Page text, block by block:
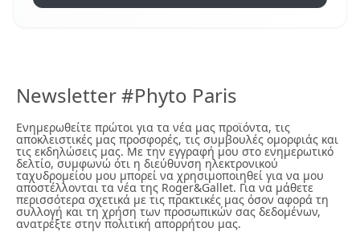
Newsletter #Phyto Paris
Ενημερωθείτε πρώτοι για τα νέα μας προϊόντα, τις
αποκλειστικές μας προσφορές, τις συμβουλές ομορφιάς και
τις εκδηλώσεις μας. Με την εγγραφή μου στο ενημερωτικό
δελτίο, συμφωνώ ότι η διεύθυνση ηλεκτρονικού
ταχυδρομείου μου μπορεί να χρησιμοποιηθεί για να μου
αποστέλλονται τα νέα της Roger&Gallet. Για να μάθετε
περισσότερα σχετικά με τις πρακτικές μας όσον αφορά τη
συλλογή και τη χρήση των προσωπικών σας δεδομένων,
ανατρέξτε στην πολιτική απορρήτου μας.